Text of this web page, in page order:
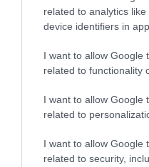
related to analytics
device identifiers in
I want to allow Google
related to functionality
I want to allow Google
related to
I want to allow Google
related to security,